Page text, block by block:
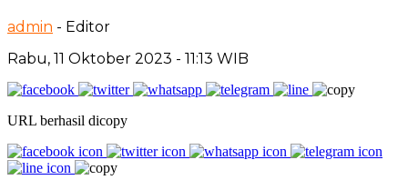
admin - Editor
Rabu, 11 Oktober 2023 - 11:13 WIB
URL berhasil dicopy